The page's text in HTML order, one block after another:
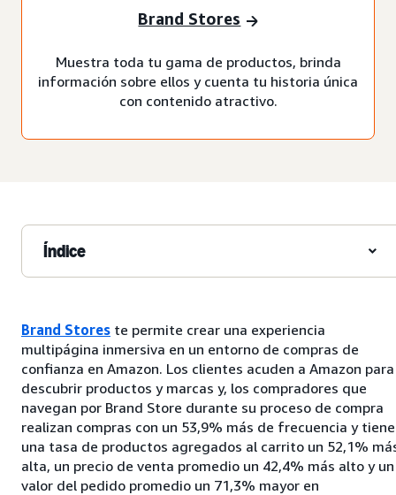
Brand Stores
Muestra toda tu gama de productos, brinda
información sobre ellos y cuenta tu historia única
con contenido atractivo.
Índice
Brand Stores te permite crear una experiencia
multipágina inmersiva en un entorno de compras de
confianza en Amazon. Los clientes acuden a Amazon para
descubrir productos y marcas y, los compradores que
navegan por Brand Store durante su proceso de compra
realizan compras con un 53,9% más de frecuencia y
una tasa de productos agregados al carrito un 52,1%
alta, un precio de venta promedio un 42,4% más alto y un
valor del pedido promedio un 71,3% mayor en